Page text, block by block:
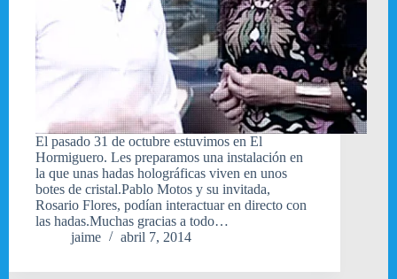
El pasado 31 de octubre estuvimos en El
Hormiguero. Les preparamos una instalación en
la que unas hadas holográficas viven en unos
botes de cristal.Pablo Motos y su invitada,
Rosario Flores, podían interactuar en directo con
las hadas.Muchas gracias a todo…
jaime
abril 7, 2014